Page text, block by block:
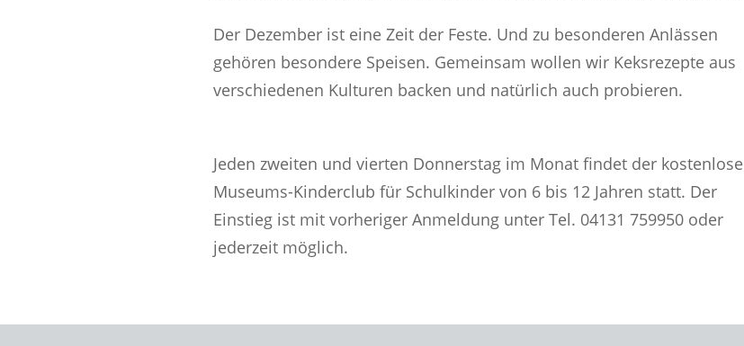
Der Dezember ist eine Zeit der Feste. Und zu besonderen Anlässen
gehören besondere Speisen. Gemeinsam wollen wir Keksrezepte aus
verschiedenen Kulturen backen und natürlich auch probieren.
Jeden zweiten und vierten Donnerstag im Monat findet der kostenlose
Museums-Kinderclub für Schulkinder von 6 bis 12 Jahren statt. Der
Einstieg ist mit vorheriger Anmeldung unter Tel. 04131 759950 oder
jederzeit möglich.